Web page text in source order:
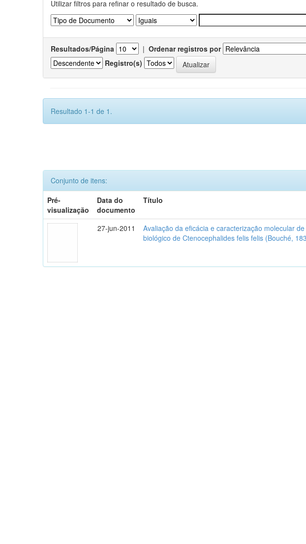
Utilizar filtros para refinar o resultado de busca.
Resultados/Página | Ordenar registros por
Registro(s)
Resultado 1-1 de 1.
Conjunto de itens:
Pré-
visualização
Data do
documento
Título
27-jun-2011
Avaliação da eficácia e caracterização molecular
biológico de Ctenocephalides felis felis (Bouché,